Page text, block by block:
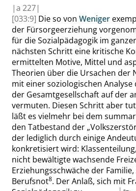
|a 227|
[033:9] Die so von Weniger
der Fürsorgeerziehung
für die Sozialpädagogik im
nächsten Schritt eine kritische
ermittelten Motive, Mittel und
Theorien über die Ursachen der
mit einer soziologischen Analyse
der Gesamtgesellschaft auf der
vermuten. Diesen Schritt aber tut
läßt es vielmehr bei dem
den Tatbestand der „
der lediglich durch einige
konkretisiert wird:
nicht bewältigte wachsende
Erziehungsschwäche der
Berufsnot8. Der Anlaß, sich mit